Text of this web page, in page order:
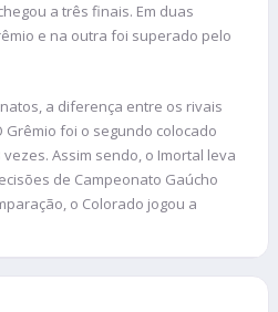
a três finais. Em duas
e na outra foi superado pelo
a diferença entre os rivais
foi o segundo colocado
Assim sendo, o Imortal leva
de Campeonato Gaúcho
o Colorado jogou a